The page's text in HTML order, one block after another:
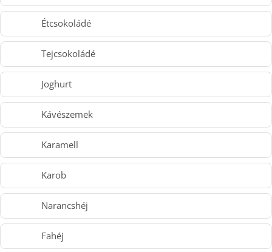
Étcsokoládé
Tejcsokoládé
Joghurt
Kávészemek
Karamell
Karob
Narancshéj
Fahéj